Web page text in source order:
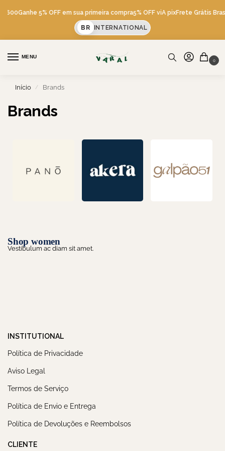
Ganhe 5% OFF em sua primeira compra5% OFF viA pixFrete Grátis
BR INTERNATIONAL
MENU
0
Início / Brands
Brands
Shop women
Vestibulum ac diam sit amet.
INSTITUTIONAL
Política de Privacidade
Aviso Legal
Termos de Serviço
Política de Envio e Entrega
Política de Devoluções e Reembolsos
CLIENTE